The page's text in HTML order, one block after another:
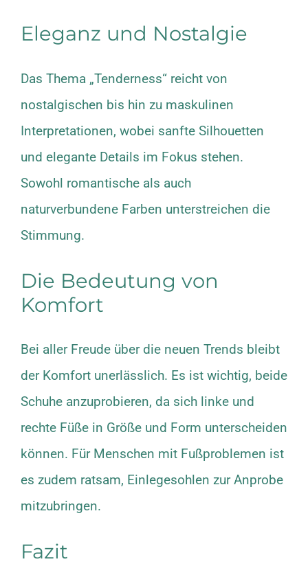
Eleganz und Nostalgie
Das Thema „Tenderness“ reicht von
nostalgischen bis hin zu maskulinen
Interpretationen, wobei sanfte Silhouetten
und elegante Details im Fokus stehen.
Sowohl romantische als auch
naturverbundene Farben unterstreichen die
Stimmung.
Die Bedeutung von
Komfort
Bei aller Freude über die neuen Trends bleibt
der Komfort unerlässlich. Es ist wichtig, beide
Schuhe anzuprobieren, da sich linke und
rechte Füße in Größe und Form unterscheiden
können. Für Menschen mit Fußproblemen ist
es zudem ratsam, Einlegesohlen zur Anprobe
mitzubringen.
Fazit